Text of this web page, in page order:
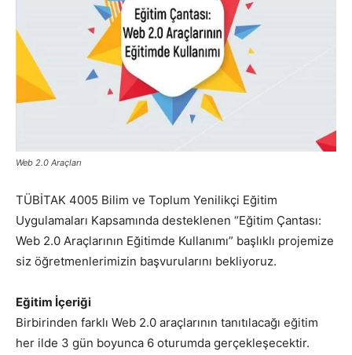
Web 2.0 Araçları
TÜBİTAK 4005 Bilim ve Toplum Yenilikçi Eğitim
Uygulamaları Kapsamında desteklenen “Eğitim Çantası:
Web 2.0 Araçlarının Eğitimde Kullanımı” başlıklı projemize
siz öğretmenlerimizin başvurularını bekliyoruz.
Eğitim İçeriği
Birbirinden farklı Web 2.0 araçlarının tanıtılacağı eğitim
her ilde 3 gün boyunca 6 oturumda gerçekleşecektir.